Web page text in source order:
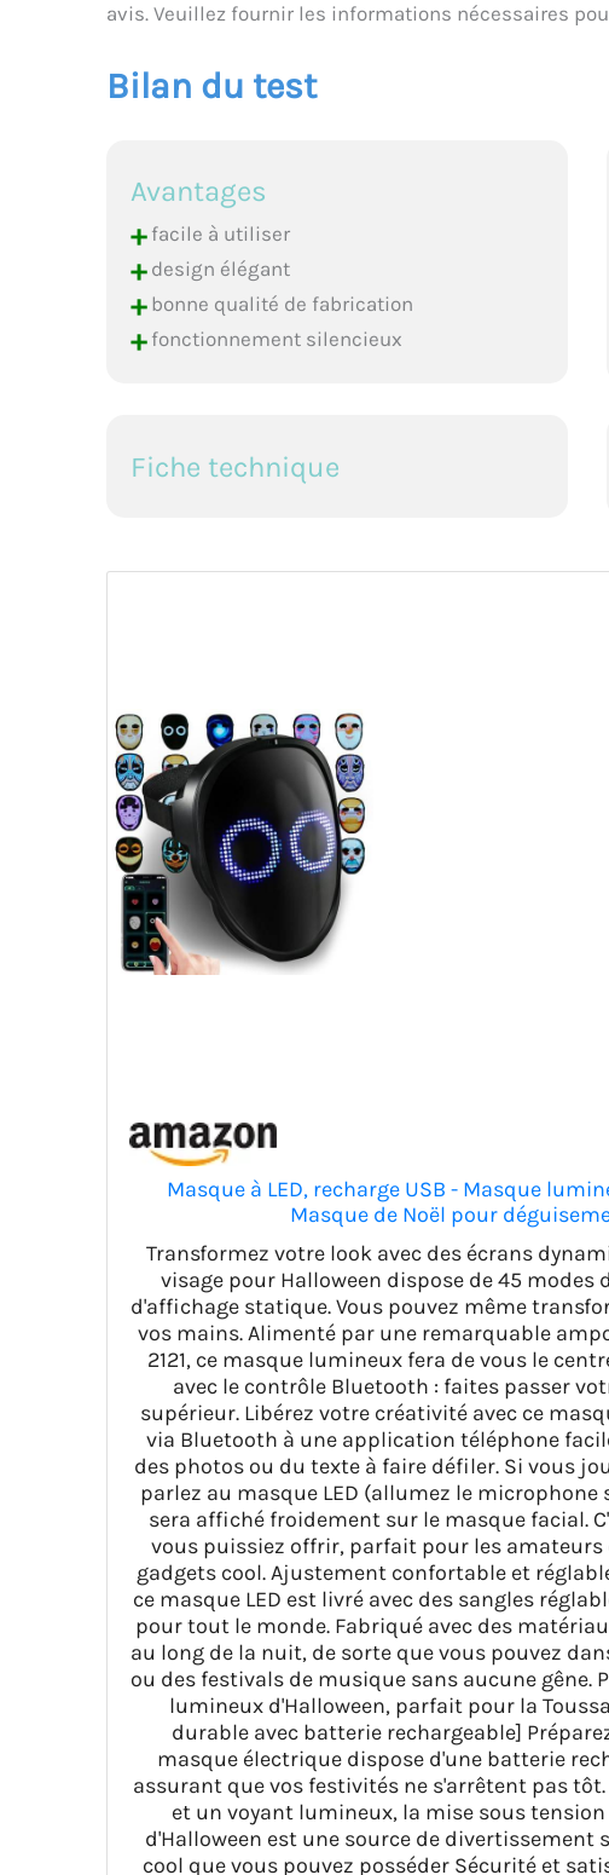
avis. Veuillez fournir les informations nécessaires
Bilan du test
Avantages
+facile à utiliser
+design élégant
+bonne qualité de fabrication
+fonctionnement silencieux
Fiche technique
Masque à LED, recharge USB - Masque
Masque de Noël pour
Transformez votre look avec des écrans
visage pour Halloween dispose de 45
d'affichage statique. Vous pouvez même
vos mains. Alimenté par une remarquable
2121, ce masque lumineux fera de vous le
avec le contrôle Bluetooth : faites passer
supérieur. Libérez votre créativité avec ce
via Bluetooth à une application téléphone
des photos ou du texte à faire défiler. Si vous
parlez au masque LED (allumez le
sera affiché froidement sur le masque facial.
vous puissiez offrir, parfait pour les
gadgets cool. Ajustement confortable et
ce masque LED est livré avec des sangles
pour tout le monde. Fabriqué avec des
au long de la nuit, de sorte que vous pouvez
ou des festivals de musique sans aucune gêne.
lumineux d'Halloween, parfait pour la
durable avec batterie rechargeable]
masque électrique dispose d'une batterie
assurant que vos festivités ne s'arrêtent pas
et un voyant lumineux, la mise sous tension
d'Halloween est une source de divertissement
cool que vous pouvez posséder Sécurité et